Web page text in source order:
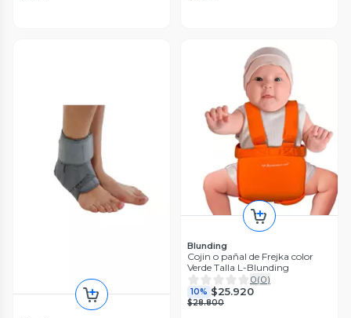
Blunding
Cojin o pañal de Frejka color
Verde Talla L-Blunding
0(0)
10% $25.920
$28.800